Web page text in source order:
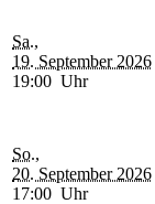
Sa.,
19. September 2026
19:00 Uhr
So.,
20. September 2026
17:00 Uhr